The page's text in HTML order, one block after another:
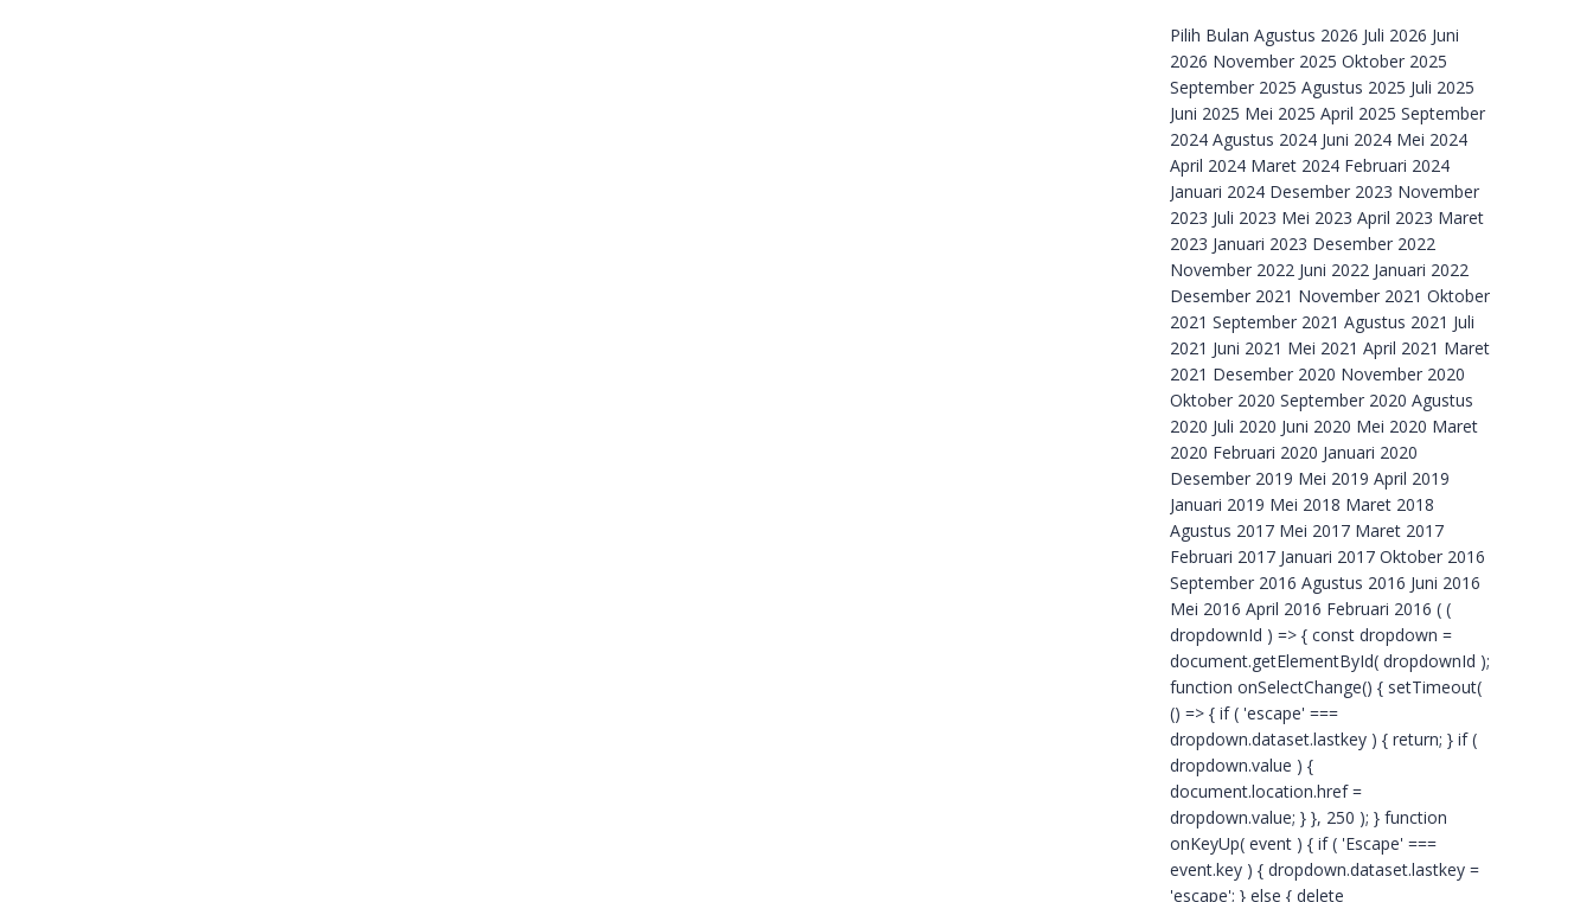
Archive
Pilih Bulan Agustus 2026 Juli 2026 Juni
2026 November 2025 Oktober 2025
September 2025 Agustus 2025 Juli 2025
Juni 2025 Mei 2025 April 2025 September
2024 Agustus 2024 Juni 2024 Mei 2024
April 2024 Maret 2024 Februari 2024
Januari 2024 Desember 2023 November
2023 Juli 2023 Mei 2023 April 2023 Maret
2023 Januari 2023 Desember 2022
November 2022 Juni 2022 Januari 2022
Desember 2021 November 2021 Oktober
2021 September 2021 Agustus 2021 Juli
2021 Juni 2021 Mei 2021 April 2021 Maret
2021 Desember 2020 November 2020
Oktober 2020 September 2020 Agustus
2020 Juli 2020 Juni 2020 Mei 2020 Maret
2020 Februari 2020 Januari 2020
Desember 2019 Mei 2019 April 2019
Januari 2019 Mei 2018 Maret 2018
Agustus 2017 Mei 2017 Maret 2017
Februari 2017 Januari 2017 Oktober 2016
September 2016 Agustus 2016 Juni 2016
Mei 2016 April 2016 Februari 2016 ( (
dropdownId ) => { const dropdown =
document.getElementById( dropdownId );
function onSelectChange() { setTimeout(
() => { if ( 'escape' ===
dropdown.dataset.lastkey ) { return; } if (
dropdown.value ) {
document.location.href =
dropdown.value; } }, 250 ); } function
onKeyUp( event ) { if ( 'Escape' ===
event.key ) { dropdown.dataset.lastkey =
'escape'; } else { delete